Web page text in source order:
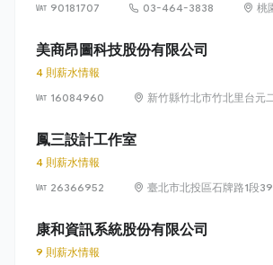
90181707
03-464-3838
桃
美商昂圖科技股份有限公司
4 則薪水情報
16084960
新竹縣竹北市竹北里台元
鳳三設計工作室
4 則薪水情報
26366952
臺北市北投區石牌路1段
康和資訊系統股份有限公司
9 則薪水情報